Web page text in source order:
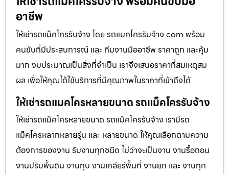
อาชีพ
ให้เช่ารถแม็คโครรับจ้าง โดย รถแมคโครรับจ้าง.com พร้อม
คนขับที่มีประสบการณ์ และ ทีมงานมืออาชีพ ราคาถูก และคุ้ม
มาก งบประมาณเป็นสิ่งที่จำเป็น เราจึงเสนอราคาที่สมเหตุสม
ผล เพื่อให้คุณได้ใช้บริการที่มีคุณภาพในราคาที่เข้าถึงได้
ให้เช่ารถแมคโครหลายขนาด รถแม็คโครรับจ้าง
ให้เช่ารถแม็คโครหลายขนาด รถแม็คโครรับจ้าง เรามีรถ
แม็คโครหลากหลายรุ่น และ หลายขนาด ให้คุณเลือกตามความ
ต้องการของงาน รับงานทุกชนิด ไม่ว่าจะเป็นงาน งานรื้อถอน
งานปรับพื้นดิน งานทุบ งานเคลียร์พื้นที่ งานยก และ งานทุก